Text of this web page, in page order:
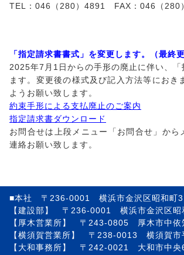
TEL：046（280）4891 FAX：046（280
「指定請求書書式」を変更します。（最
2025年7月1日からの手形の廃止に伴い、
ます。変更後の様式及び記入方法等にお
ようお願い致します。
約束手形による支払廃止のご案内
指定請求書ダウンロード
お問合せは上段メニュー「お問合せ」か
連絡お願い致します。
■本社 〒236-0001 横浜市金沢区昭和町
【建設部】 〒236-0001 横浜市金沢区
【厚木営業所】 〒243-0805 厚木市中
【横須賀営業所】 〒238-0013 横須賀
【大和事務所】 〒242-0021 大和市中